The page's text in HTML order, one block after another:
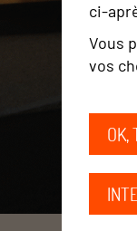
Vous
vos
OK,